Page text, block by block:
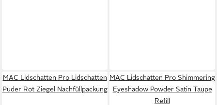
MAC Lidschatten Pro Lidschatten
Puder Rot Ziegel Nachfüllpackung
MAC Lidschatten Pro Shimmering
Eyeshadow Powder Satin Taupe
Refill